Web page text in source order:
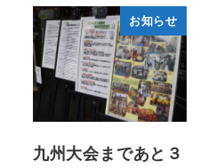
お知らせ
九州大会まであと３